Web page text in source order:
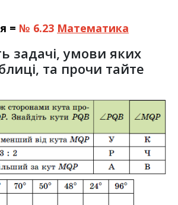
= № 6.23 Математика
задачі, умови яких
та прочи­ тайте